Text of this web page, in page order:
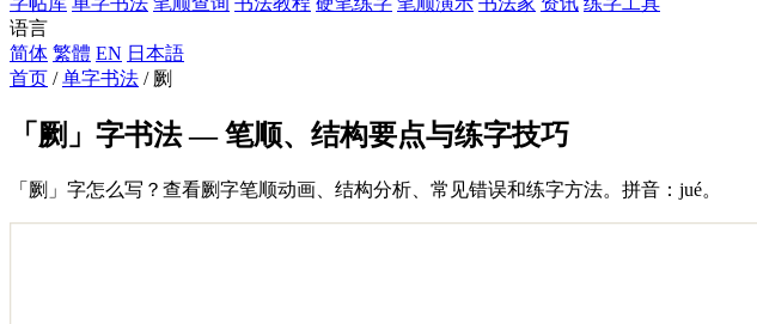
语言
简体 繁體 EN 日本語
首页 / 单字书法 / 劂
「劂」字书法 — 笔顺、结构要点与练字技巧
「劂」字怎么写？查看劂字笔顺动画、结构分析、常见错误和练字方法。拼音：jué。